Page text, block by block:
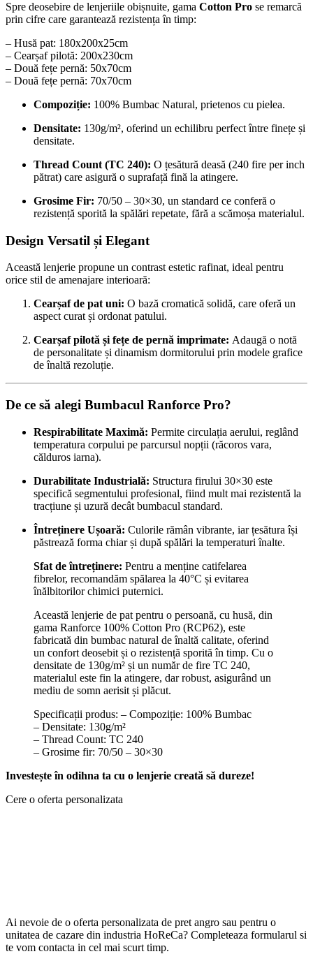
Spre deosebire de lenjeriile obișnuite, gama Cotton Pro se remarcă
prin cifre care garantează rezistența în timp:
– Husă pat: 180x200x25cm
– Cearșaf pilotă: 200x230cm
– Două fețe pernă: 50x70cm
– Două fețe pernă: 70x70cm
Compoziție: 100% Bumbac Natural, prietenos cu pielea.
Densitate: 130g/m², oferind un echilibru perfect între finețe și
densitate.
Thread Count (TC 240): O țesătură deasă (240 fire per inch
pătrat) care asigură o suprafață fină la atingere.
Grosime Fir: 70/50 – 30×30, un standard ce conferă o
rezistență sporită la spălări repetate, fără a scămoșa materialul.
Design Versatil și Elegant
Această lenjerie propune un contrast estetic rafinat, ideal pentru
orice stil de amenajare interioară:
Cearșaf de pat uni: O bază cromatică solidă, care oferă un
aspect curat și ordonat patului.
Cearșaf pilotă și fețe de pernă imprimate: Adaugă o notă
de personalitate și dinamism dormitorului prin modele grafice
de înaltă rezoluție.
De ce să alegi Bumbacul Ranforce Pro?
Respirabilitate Maximă: Permite circulația aerului, reglând
temperatura corpului pe parcursul nopții (răcoros vara,
călduros iarna).
Durabilitate Industrială: Structura firului 30×30 este
specifică segmentului profesional, fiind mult mai rezistentă la
tracțiune și uzură decât bumbacul standard.
Întreținere Ușoară: Culorile rămân vibrante, iar țesătura își
păstrează forma chiar și după spălări la temperaturi înalte.
Sfat de întreținere: Pentru a menține catifelarea
fibrelor, recomandăm spălarea la 40°C și evitarea
înălbitorilor chimici puternici.
Această lenjerie de pat pentru o persoană, cu husă, din
gama Ranforce 100% Cotton Pro (RCP62), este
fabricată din bumbac natural de înaltă calitate, oferind
un confort deosebit și o rezistență sporită în timp. Cu o
densitate de 130g/m² și un număr de fire TC 240,
materialul este fin la atingere, dar robust, asigurând un
mediu de somn aerisit și plăcut.
Specificații produs: – Compoziție: 100% Bumbac
– Densitate: 130g/m²
– Thread Count: TC 240
– Grosime fir: 70/50 – 30×30
Investește în odihna ta cu o lenjerie creată să dureze!
Cere o oferta personalizata
Ai nevoie de o oferta personalizata de pret angro sau pentru o
unitatea de cazare din industria HoReCa? Completeaza formularul si
te vom contacta in cel mai scurt timp.